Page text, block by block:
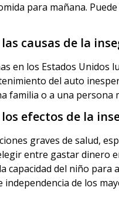
para mañana.
las causas de la
en los Estados Unidos
del auto
familia o a una
los efectos de la
graves de salud,
entre gastar dinero
capacidad del niño para
independencia de los